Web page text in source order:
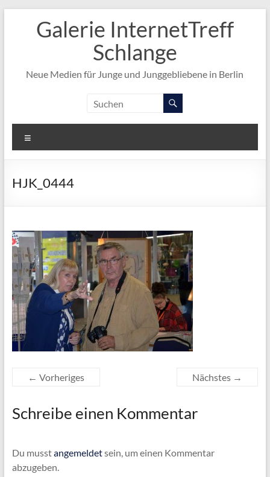
springenGalerie InternetTreff
Schlange
Neue Medien für Junge und Junggebliebene in Berlin
HJK_0444
← Vorheriges Nächstes →
Schreibe einen Kommentar
Du musstangemeldetsein, um einen Kommentar
abzugeben.